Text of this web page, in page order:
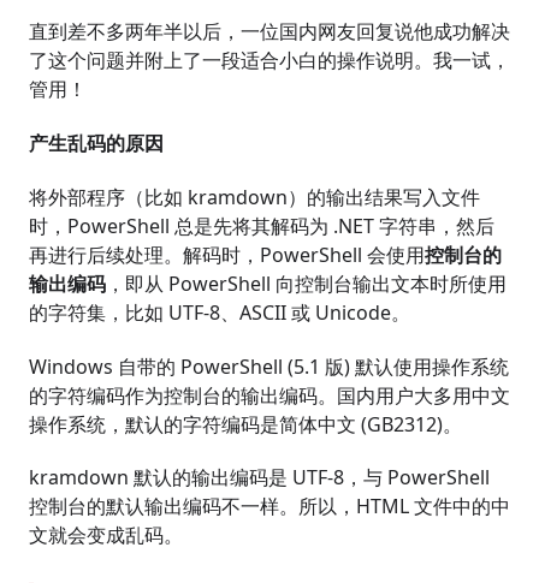
直到差不多两年半以后，一位国内网友回复说他成功解决
了这个问题并附上了一段适合小白的操作说明。我一试，
管用！
产生乱码的原因
将外部程序（比如 kramdown）的输出结果写入文件
时，PowerShell 总是先将其解码为 .NET 字符串，然后
再进行后续处理。解码时，PowerShell 会使用控制台的
输出编码 ，即从 PowerShell 向控制台输出文本时所使用
的字符集，比如 UTF-8、ASCII 或 Unicode。
Windows 自带的 PowerShell (5.1 版) 默认使用操作系统
的字符编码作为控制台的输出编码。国内用户大多用中文
操作系统，默认的字符编码是简体中文 (GB2312)。
kramdown 默认的输出编码是 UTF-8，与 PowerShell
控制台的默认输出编码不一样。所以，HTML 文件中的中
文就会变成乱码。